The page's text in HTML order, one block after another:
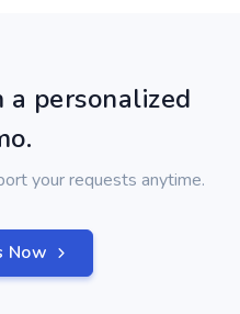
personalized
your requests anytime.
Now